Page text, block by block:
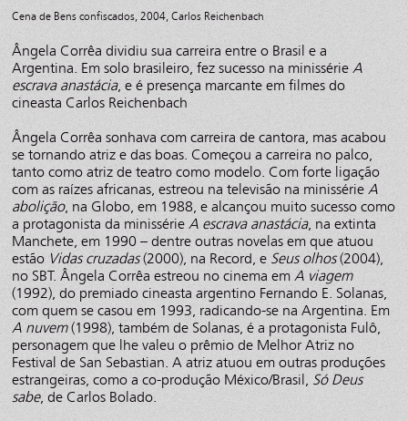
Cena de Bens confiscados, 2004, Carlos Reichenbach
Ângela Corrêa dividiu sua carreira entre o Brasil e a
Argentina. Em solo brasileiro, fez sucesso na minissérie A
escrava anastácia, e é presença marcante em filmes do
cineasta Carlos Reichenbach
Ângela Corrêa sonhava com carreira de cantora, mas acabou
se tornando atriz e das boas. Começou a carreira no palco,
tanto como atriz de teatro como modelo. Com forte ligação
com as raízes africanas, estreou na televisão na minissérie A
abolição, na Globo, em 1988, e alcançou muito sucesso como
a protagonista da minissérie A escrava anastácia, na extinta
Manchete, em 1990 – dentre outras novelas em que atuou
estão Vidas cruzadas(2000), na Record, e Seus olhos(2004),
no SBT. Ângela Corrêa estreou no cinema em A viagem
(1992), do premiado cineasta argentino Fernando E. Solanas,
com quem se casou em 1993, radicando-se na Argentina. Em
A nuvem(1998), também de Solanas, é a protagonista Fulô,
personagem que lhe valeu o prêmio de Melhor Atriz no
Festival de San Sebastian. A atriz atuou em outras produções
estrangeiras, como a co-produção México/Brasil, Só Deus
sabe, de Carlos Bolado.